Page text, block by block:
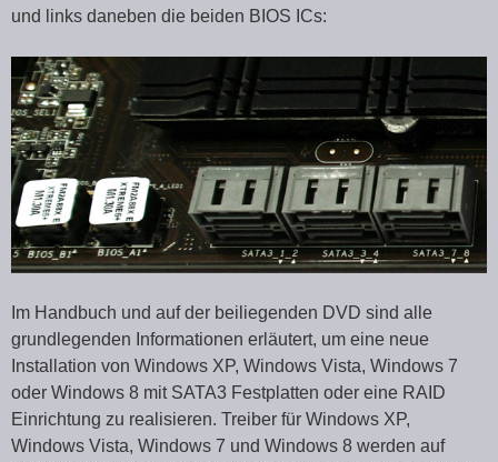
und links daneben die beiden BIOS ICs:
Im Handbuch und auf der beiliegenden DVD sind alle
grundlegenden Informationen erläutert, um eine neue
Installation von Windows XP, Windows Vista, Windows 7
oder Windows 8 mit SATA3 Festplatten oder eine RAID
Einrichtung zu realisieren. Treiber für Windows XP,
Windows Vista, Windows 7 und Windows 8 werden auf